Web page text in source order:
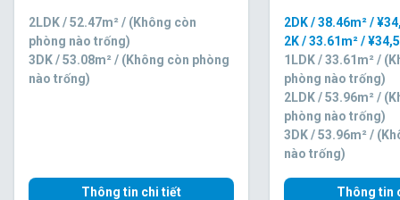
2LDK / 52.47m² / (Không còn
phòng nào trống)
3DK / 53.08m² / (Không còn phòng
nào trống)
Thông tin chi tiết
2DK / 38.46m² /
2K / 33.61m² /
1LDK / 33.61m² /
phòng nào trống)
2LDK / 53.96m² /
phòng nào trống)
3DK / 53.96m² /
nào trống)
Thông tin